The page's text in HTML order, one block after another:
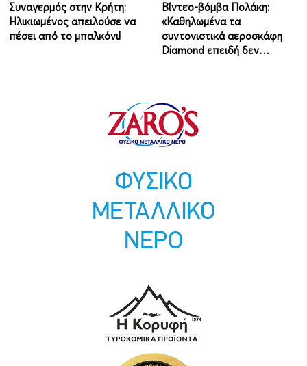
Συναγερμός στην Κρήτη:
Ηλικιωμένος απειλούσε να
πέσει από το μπαλκόνι!
Βίντεο-βόμβα Πολάκη:
«Καθηλωμένα τα
συντονιστικά αεροσκάφη
Diamond επειδή δεν…